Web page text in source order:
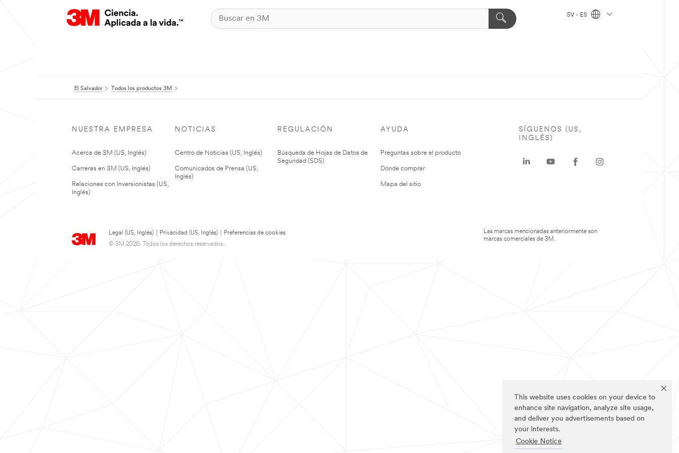
This website uses cookies on your device to
enhance site navigation, analyze site usage,
and deliver you advertisements based on
your interests.
Cookie Notice
SV - ES
El Salvador Todos los productos 3M
NUESTRA EMPRESA
Acerca de 3M (US, Inglés)
Carreras en 3M (US, Inglés)
Relaciones con Inversionistas (US,
Inglés)
NOTICIAS
Centro de Noticias (US, Inglés)
Comunicados de Prensa (US,
Inglés)
REGULACIÓN
Búsqueda de Hojas de Datos de
Seguridad (SDS)
AYUDA
Preguntas sobre el producto
Dónde comprar
Mapa del sitio
Legal (US, Inglés) Privacidad (US, Inglés)
Preferencias de cookies
© 3M 2026. Todos los derechos reservados..
SÍGUENOS (US,
INGLÉS)
Las marcas mencionadas anteriormente son
marcas comerciales de 3M.